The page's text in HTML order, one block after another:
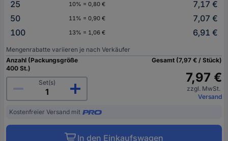
25
10% = 0,80 €
7,17 €
50
11% = 0,90 €
7,07 €
100
13% = 1,06 € 6,91 €
Mengenrabatte variieren je nach Verkäufer
Anzahl (Packungsgröße
400 St.)
Set(s)
Gesamt (7,97 € / Stück)
7,97 €
zzgl. MwSt.
Versand
Kostenfreier Versand mit
In den Einkaufswagen